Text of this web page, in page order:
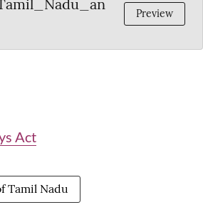
Preview
Act
Tamil Nadu